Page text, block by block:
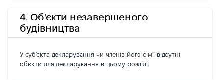
4. Об'єкти незавершеного
будівництва
У суб'єкта декларування чи членів його сім'ї відсутні
об'єкти для декларування в цьому розділі.